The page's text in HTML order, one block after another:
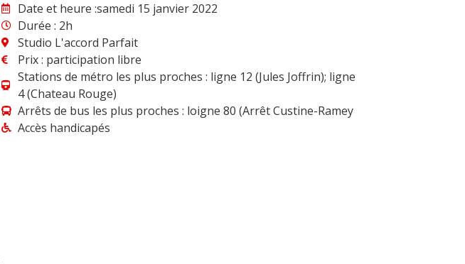
Date et heure :samedi 15 janvier 2022
Durée : 2h
Studio L'accord Parfait
Prix : participation libre
Stations de métro les plus proches : ligne 12 (Jules Joffrin); ligne
4 (Chateau Rouge)
Arrêts de bus les plus proches : loigne 80 (Arrêt Custine-Ramey
Accès handicapés